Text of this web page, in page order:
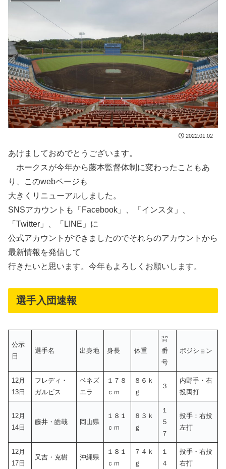
2022.01.02
あけましておめでとうございます。
ホークスが今年から藤本監督体制に変わったこともあ
り、このwebページも
大きくリニューアルしました。
SNSアカウントも「Facebook」、「インスタ」、
「Twitter」、「LINE」に
公式アカウントができましたのでそれらのアカウントから
最新情報を発信して
行きたいと思います。今年もよろしくお願いします。
選手入団速報
公示
日
選手名 出身地 身長 体重
背
番
号
ポジション
12月
13日
フレディ・
ガルビス
ベネズ
エラ
１７８
ｃｍ
８６ｋ
ｇ
３
内野手・右
投両打
12月
14日
藤井・皓哉 岡山県
１８１
ｃｍ
８３ｋ
ｇ
１
５
７
投手：右投
左打
12月
17日
又吉・克樹 沖縄県
１８１
ｃｍ
７４ｋ
ｇ
１
４
投手・右投
右打